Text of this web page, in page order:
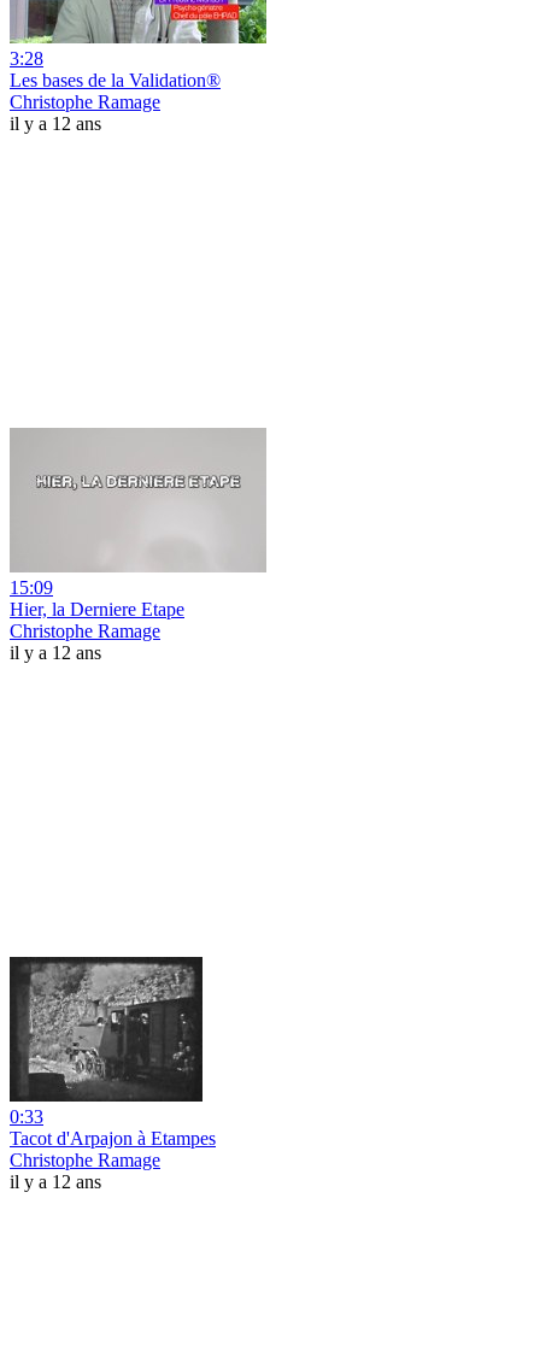
3:28
Les bases de la Validation®
Christophe Ramage
il y a 12 ans
15:09
Hier, la Derniere Etape
Christophe Ramage
il y a 12 ans
0:33
Tacot d'Arpajon à Etampes
Christophe Ramage
il y a 12 ans